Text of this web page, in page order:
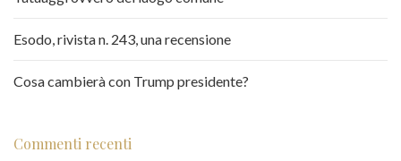
Esodo, rivista n. 243, una recensione
Cosa cambierà con Trump presidente?
Commenti recenti